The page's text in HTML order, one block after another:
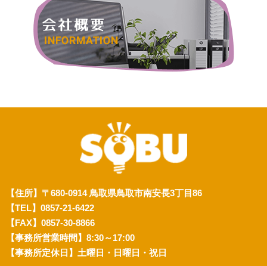
【住所】〒680-0914 鳥取県鳥取市南安長3丁目86
【TEL】0857-21-6422
【FAX】0857-30-8866
【事務所営業時間】8:30～17:00
【事務所定休日】土曜日・日曜日・祝日